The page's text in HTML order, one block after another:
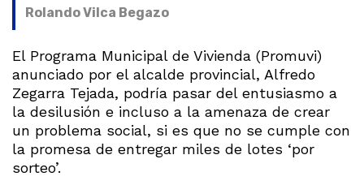
Rolando Vilca Begazo
El Programa Municipal de Vivienda (Promuvi)
anunciado por el alcalde provincial, Alfredo
Zegarra Tejada, podría pasar del entusiasmo a
la desilusión e incluso a la amenaza de crear
un problema social, si es que no se cumple con
la promesa de entregar miles de lotes ‘por
sorteo’.